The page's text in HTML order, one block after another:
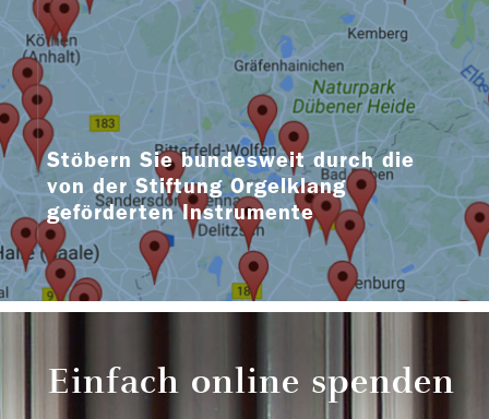
Stöbern Sie bundesweit durch die
von der Stiftung Orgelklang
geförderten Instrumente
Einfach online spenden